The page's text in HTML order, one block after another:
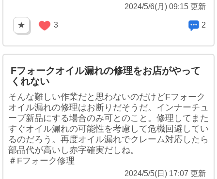
2024/5/6(月) 09:15 更新
★ 3 2
Fフォークオイル漏れの修理をお店がやって
くれない
そんな難しい作業だと思わないのだけどFフォーク
オイル漏れの修理はお断りだそうだ。インナーチュ
ーブ新品にする場合のみ可とのこと。修理してまた
すぐオイル漏れの可能性を考慮して危機回避してい
るのだろう。再度オイル漏れでクレーム対応したら
部品代が高いし赤字確実だしね。
＃Fフォーク修理
2024/5/5(日) 17:07 更新